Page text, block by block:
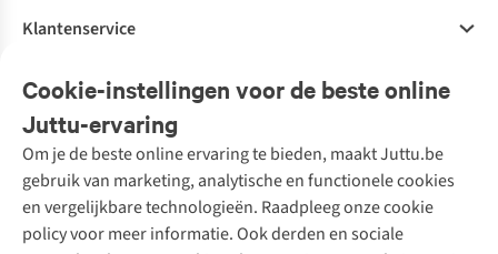
Cookie-instellingen voor de beste online
Juttu-ervaring
Om je de beste online ervaring te bieden, maakt Juttu.be
gebruik van marketing, analytische en functionele cookies
en vergelijkbare technologieën. Raadpleeg onze cookie
policy voor meer informatie. Ook derden en sociale
Klantenservice
Bestellen
Betalen
10% studentenkorting
Klarna - achteraf betalen
Levering
Retourneren
Onze diensten
Tweedehands - ReJUsed
Kledingatelier
Personal shopping
Textielbox
Events / workshops
Juttu
Over ons
Juttu Friends
Merken